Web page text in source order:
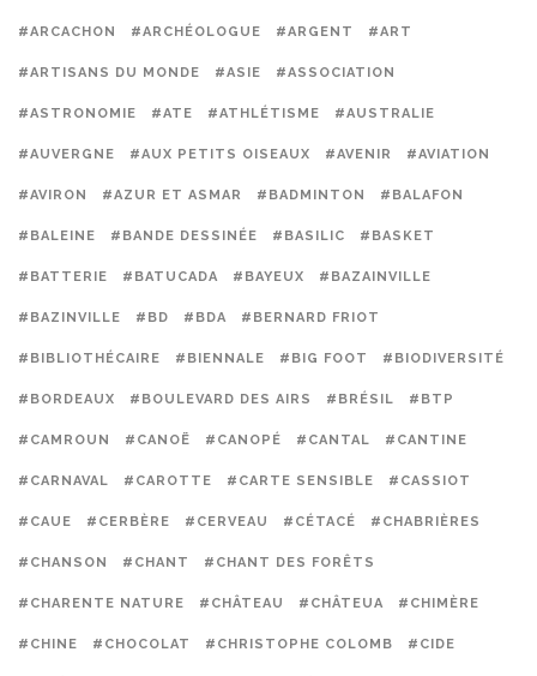
#ARCACHON #ARCHÉOLOGUE #ARGENT #ART
#ARTISANS DU MONDE #ASIE #ASSOCIATION
#ASTRONOMIE #ATE #ATHLÉTISME #AUSTRALIE
#AUVERGNE #AUX PETITS OISEAUX #AVENIR #AVIATION
#AVIRON #AZUR ET ASMAR #BADMINTON #BALAFON
#BALEINE #BANDE DESSINÉE #BASILIC #BASKET
#BATTERIE #BATUCADA #BAYEUX #BAZAINVILLE
#BAZINVILLE #BD #BDA #BERNARD FRIOT
#BIBLIOTHÉCAIRE #BIENNALE #BIG FOOT #BIODIVERSITÉ
#BORDEAUX #BOULEVARD DES AIRS #BRÉSIL #BTP
#CAMROUN #CANOË #CANOPÉ #CANTAL #CANTINE
#CARNAVAL #CAROTTE #CARTE SENSIBLE #CASSIOT
#CAUE #CERBÈRE #CERVEAU #CÉTACÉ #CHABRIÈRES
#CHANSON #CHANT #CHANT DES FORÊTS
#CHARENTE NATURE #CHÂTEAU #CHÂTEUA #CHIMÈRE
#CHINE #CHOCOLAT #CHRISTOPHE COLOMB #CIDE